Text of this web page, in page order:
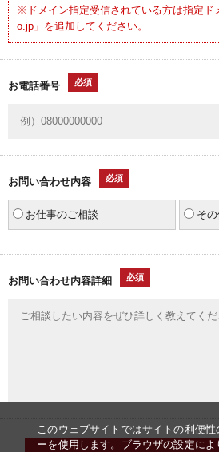
※ドメイン指定受信されている方は指定ド
o.jp」を追加してください。
お電話番号 必須
お問い合わせ内容 必須
お仕事のご相談 そ
お問い合わせ内容詳細 必須
このウェブサイトではサイトの利便
ーを使用します。ブラウザの設定に